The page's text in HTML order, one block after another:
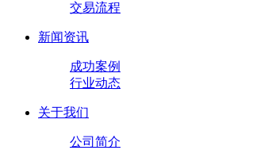
交易流程
新闻资讯
成功案例
行业动态
关于我们
公司简介